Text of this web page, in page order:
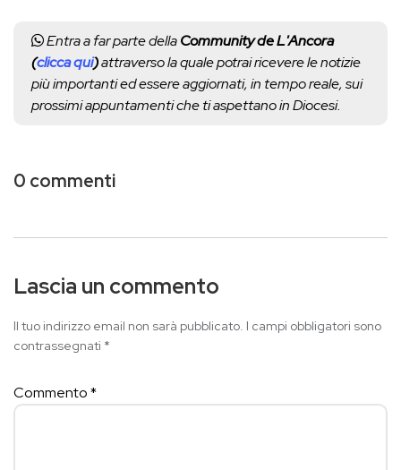
Entra a far parte dellaCommunity de L'Ancora
(clicca qui)attraverso la quale potrai ricevere le notizie
più importanti ed essere aggiornati, in tempo reale, sui
prossimi appuntamenti che ti aspettano in Diocesi.
0 commenti
Lascia un commento
Il tuo indirizzo email non sarà pubblicato. I campi obbligatori sono
contrassegnati *
Commento*